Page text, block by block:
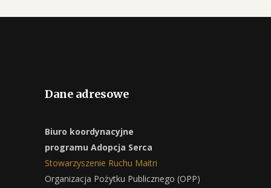
Dane adresowe
Biuro koordynacyjne
programu Adopcja Serca
Stowarzyszenie Ruchu Maitri
Organizacja Pożytku Publicznego (OPP)